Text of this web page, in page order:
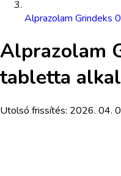
Alprazolam Grindeks
Alprazolam
tabletta
Utolsó frissítés: 2026. 04.